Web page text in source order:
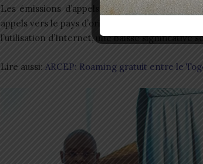
Les émissions d’appels locaux ne
appels vers le pays d’origine seront plafonnés
l’utilisation d’Internet, une baisse significative
Lire aussi: ARCEP: Roaming gratuit entre le